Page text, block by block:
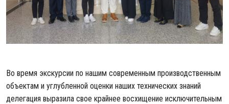
Во время экскурсии по нашим современным производственным
объектам и углубленной оценки наших технических знаний
делегация выразила свое крайнее восхищение исключительным